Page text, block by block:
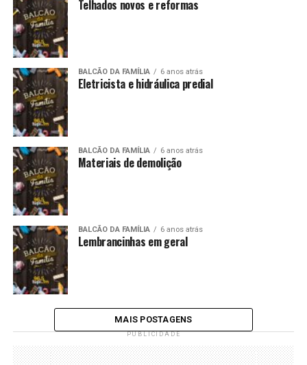
Telhados novos e reformas
BALCÃO DA FAMÍLIA 6 anos atrás
Eletricista e hidráulica predial
BALCÃO DA FAMÍLIA 6 anos atrás
Materiais de demolição
BALCÃO DA FAMÍLIA 6 anos atrás
Lembrancinhas em geral
MAIS POSTAGENS
PUBLICIDADE